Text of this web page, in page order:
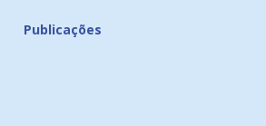
Publicações